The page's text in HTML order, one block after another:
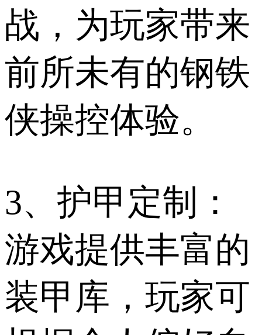
战，为玩家带来
前所未有的钢铁
侠操控体验。
3、护甲定制：
游戏提供丰富的
装甲库，玩家可